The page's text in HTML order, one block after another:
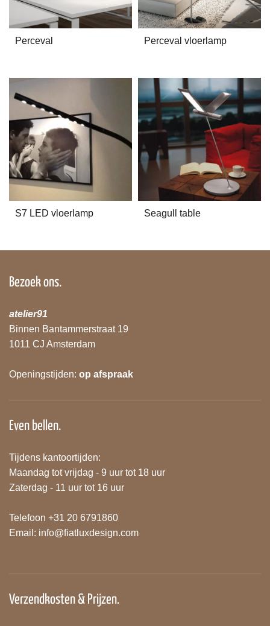
Perceval Perceval vloerlamp
S7 LED vloerlamp Seagull table
Bezoek ons.
atelier91
Binnen Bantammerstraat 19
1011 CJ Amsterdam
Openingstijden: op afspraak
Even bellen.
Tijdens kantoortijden:
Maandag tot vrijdag - 9 uur tot 18 uur
Zaterdag - 11 uur tot 16 uur
Telefoon +31 20 6791860
Email: info@fiatluxdesign.com
Verzendkosten & Prijzen.